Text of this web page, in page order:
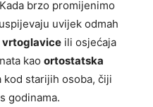
brzo promijenimo
uvijek odmah
vrtoglavice ili osjećaja
kao ortostatska
kod starijih osoba, čiji
godinama.